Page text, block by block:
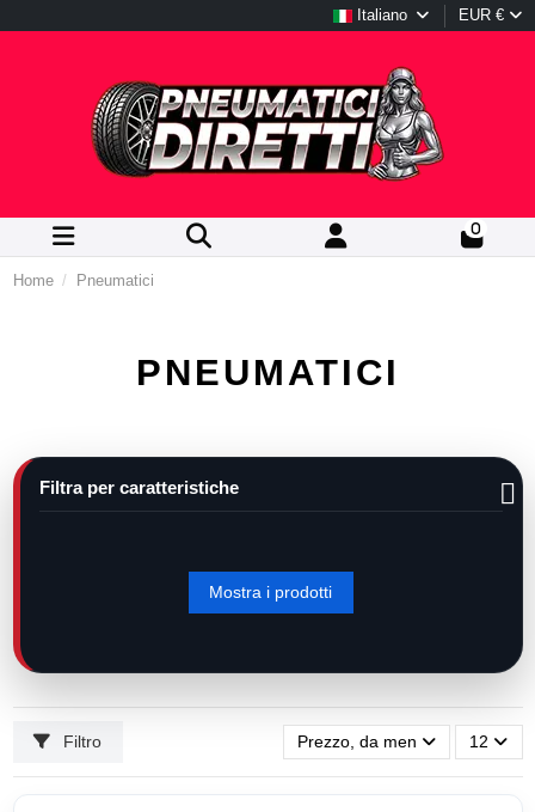
Italiano EUR €
0
Home Pneumatici
PNEUMATICI
Filtra per caratteristiche
Filtro Prezzo, da meno caro a più
12